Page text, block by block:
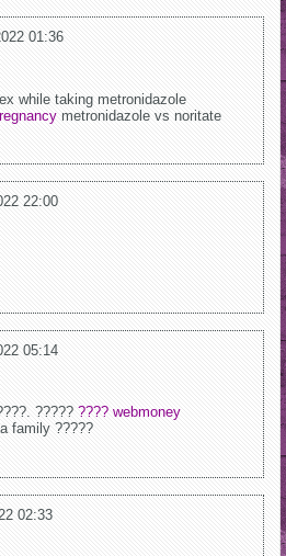
01:36
while taking metronidazole
metronidazole vs noritate
22:00
05:14
????? ???? webmoney
family ?????
02:33